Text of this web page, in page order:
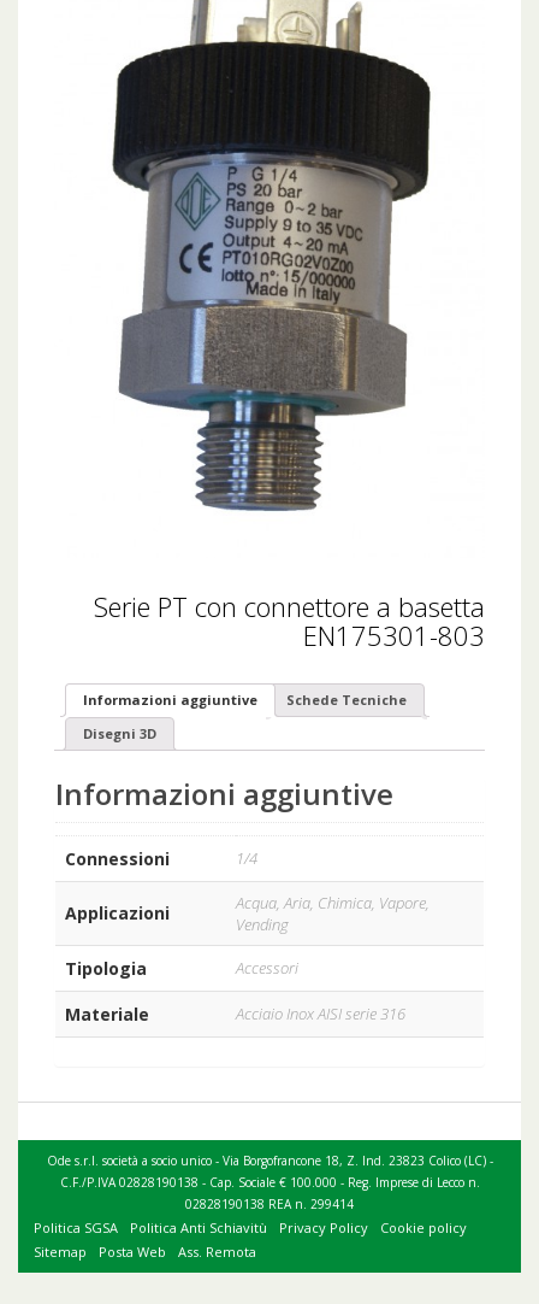
Serie PT con connettore a basetta
EN175301-803
Informazioni aggiuntive
Schede Tecniche
Disegni 3D
Informazioni aggiuntive
Connessioni 1/4
Applicazioni
Acqua, Aria, Chimica, Vapore,
Vending
Tipologia Accessori
Materiale Acciaio Inox AISI serie 316
Ode s.r.l. società a socio unico - Via Borgofrancone 18, Z. Ind. 23823 Colico (LC) -
C.F./P.IVA 02828190138 - Cap. Sociale € 100.000 - Reg. Imprese di Lecco n.
02828190138 REA n. 299414
Politica SGSA Politica Anti Schiavitù Privacy Policy
Cookie policy
Sitemap
Posta Web Ass. Remota